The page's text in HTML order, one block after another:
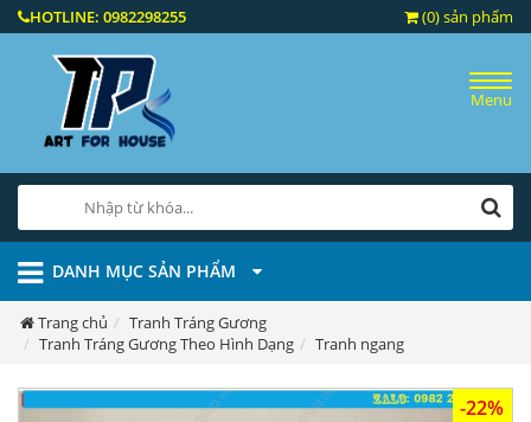
HOTLINE: 0982298255 (0) sản phẩm
Menu
DANH MỤC SẢN PHẨM
Trang chủ
Tranh Tráng Gương
Tranh Tráng Gương Theo Hình Dạng
Tranh ngang
-22%